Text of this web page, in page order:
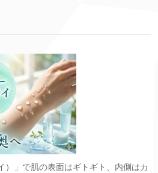
）」で肌の表面はギトギト、内側はカ